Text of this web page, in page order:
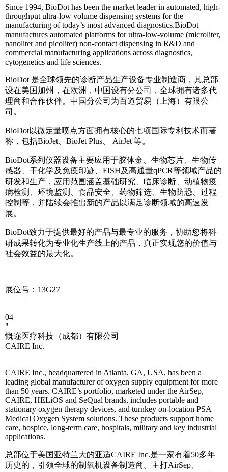
Since 1994, BioDot has been the market leader in automated, high-
throughput ultra-low volume dispensing systems for the
manufacturing of today’s most advanced diagnostics.BioDot
manufactures automated platforms for ultra-low-volume (microliter,
nanoliter and picoliter) non-contact dispensing in R&D and
commercial manufacturing applications across diagnostics,
cytogenetics and life sciences.
BioDot 是全球领先的诊断产品生产设备专业制造商，其总部
设在美国加州，在欧洲，中国设有分公司，全球拥有诸多代
理商和合作伙伴。中国分公司为百道贸易（上海）有限公
司。
BioDot以微定量喷点方面拥有核心的七项国际专利技术而著
称，包括BioJet、BioJet Plus、 AirJet 等。
BioDot系列仪器设备主要应用于胶体金、生物芯片、生物传
感器、干化学及免疫印迹、FISH及高通量qPCR等领域产品的
研发和生产，应用范围涵盖基础研究、临床诊断、动植物疫
病检测、环境监测、食品安全、药物筛选、生物防恐、过程
控制等，并陆续会推出新的产品以满足诊断领域的高速发
展。
BioDot致力于提供最好的产品与最专业的服务，协助您将科
研成果转化为专业化生产线上的产品，真正实现您的价值与
社会效益的最大化。
展位号：13G27
04
"
慨迩医疗科技（成都）有限公司
CAIRE Inc.
CAIRE Inc., headquartered in Atlanta, GA, USA, has been a
leading global manufacturer of oxygen supply equipment for more
than 50 years. CAIRE’s portfolio, marketed under the AirSep,
CAIRE, HELiOS and SeQual brands, includes portable and
stationary oxygen therapy devices, and turnkey on-location PSA
Medical Oxygen System solutions. These products support home
care, hospice, long-term care, hospitals, military and key industrial
applications.
总部位于美国亚特兰大的亚适CAIRE Inc.是一家有着50多年
历史的，引领全球的制氧机设备制造商。主打AirSep、